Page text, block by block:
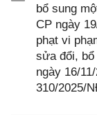
bổ sung
CP ngày
phạt vi
sửa đổi,
ngày 16/
310/2025/